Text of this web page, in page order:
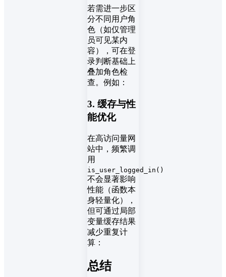
若需进一步区
分不同用户角
色（如仅管理
员可见某内
容），可在登
录判断基础上
叠加角色检
查。例如：
3. 缓存与性
能优化
在高访问量网
站中，频繁调
用
is_user_logged_in()
不会显著影响
性能（函数本
身轻量化），
但可通过局部
变量缓存结果
减少重复计
算：
总结